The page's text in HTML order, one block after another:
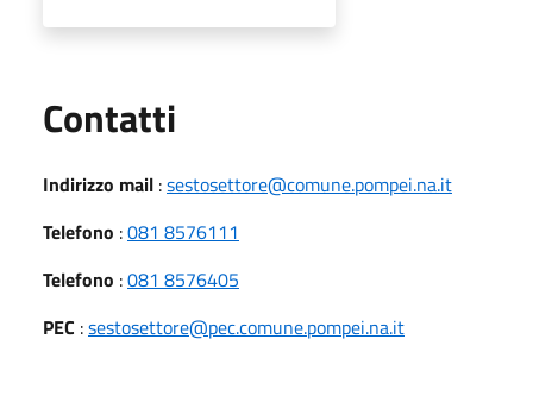
Contatti
Indirizzo mail :sestosettore@comune.pompei.na.it
Telefono :081 8576111
Telefono :081 8576405
PEC :sestosettore@pec.comune.pompei.na.it